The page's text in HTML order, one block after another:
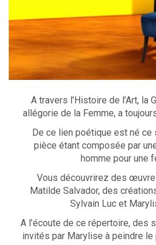
A travers l’Histoire de l’Art, la
allégorie de la Femme, a
De ce lien poétique est né ce
pièce étant composée par
homme pour une
Vous découvrirez des
Matilde Salvador, des
Sylvain Luc et
A l’écoute de ce répertoire, des
invités par Marylise à peindre le